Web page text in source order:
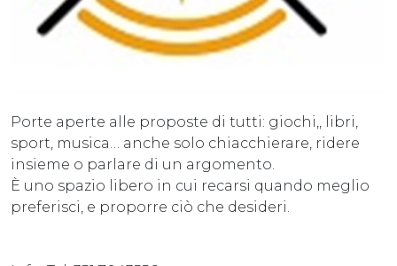
Porte aperte alle proposte di tutti: giochi,, libri,
sport, musica… anche solo chiacchierare, ridere
insieme o parlare di un argomento.
È uno spazio libero in cui recarsi quando meglio
preferisci, e proporre ciò che desideri.